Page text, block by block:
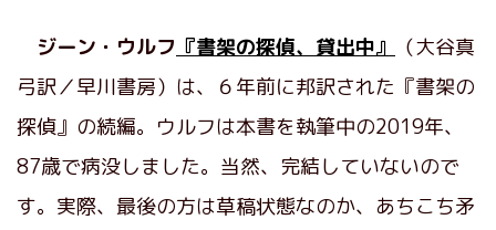
ジーン・ウルフ 『書架の探偵、貸出中』
（大谷真
弓訳／早川書房）は、６年前に邦訳された『書架の
探偵』の続編。ウルフは本書を執筆中の2019年、
87歳で病没しました。当然、完結していないので
す。実際、最後の方は草稿状態なのか、あちこち矛